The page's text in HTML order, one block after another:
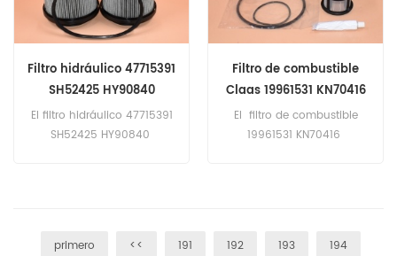
Filtro hidráulico 47715391
SH52425 HY90840
El filtro hidráulico 47715391
SH52425 HY90840
Filtro de combustible
Claas 19961531 KN70416
El filtro de combustible
19961531 KN70416
primero << 191 192 193 194